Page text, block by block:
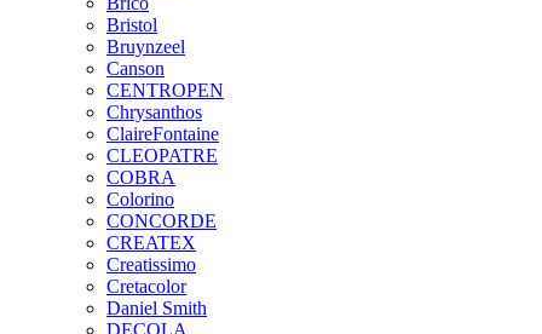
Bristol
Bruynzeel
Canson
CENTROPEN
Chrysanthos
ClaireFontaine
CLEOPATRE
COBRA
Colorino
CONCORDE
CREATEX
Creatissimo
Cretacolor
Daniel Smith
DECOLA